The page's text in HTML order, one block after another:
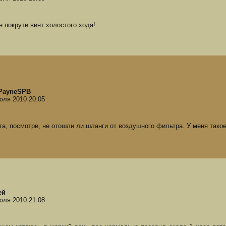
покрути винт холостого хода!
2010 20:05
посмотри, не отошли ли шланги от воздушного фильтра. У меня
2010 21:08